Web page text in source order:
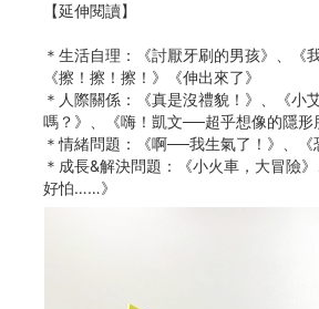
【延伸閱讀】
＊生活自理：《討厭牙刷的男孩》、
《擦！擦！擦！》《伸出來了》
＊人際關係：《真是沒禮貌！》、《
嗎？》、《嗨！凱文──超乎想像的隱形
＊情緒問題：《啊──我生氣了！》、
＊成長&解決問題：《小火車，大冒險
好怕……》